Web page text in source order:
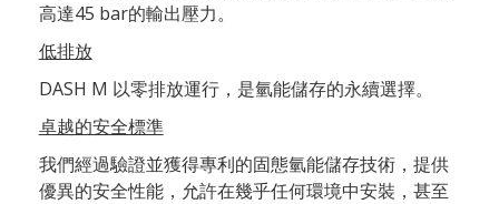
高達45 bar的輸出壓力。
低排放
DASH M 以零排放運行，是氫能儲存的永續選擇。
卓越的安全標準
我們經過驗證並獲得專利的固態氫能儲存技術，提供
優異的安全性能，允許在幾乎任何環境中安裝，甚至